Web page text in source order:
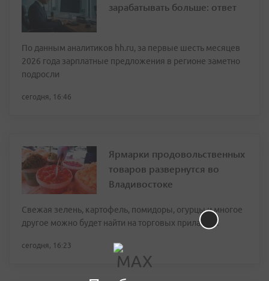
зарабатывать больше: ответ
По данным аналитиков hh.ru, за первые шесть месяцев
2026 года зарплатные предложения в регионе заметно
подросли
сегодня, 16:46
Ярмарки продовольственных
товаров развернутся во
Владивостоке
Свежая зелень, картофель, помидоры, огурцы и многое
другое можно будет найти на торговых прилавках
сегодня, 16:23